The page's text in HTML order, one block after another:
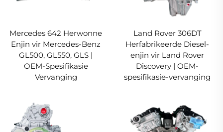
Mercedes 642 Herwonne
Enjin vir Mercedes-Benz
GL500, GL550, GLS |
OEM-Spesifikasie
Vervanging
Land Rover 306DT
Herfabrikeerde Diesel-
enjin vir Land Rover
Discovery | OEM-
spesifikasie-vervanging